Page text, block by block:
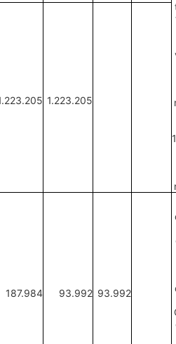
1.223.205
187.984 93.992 93.992